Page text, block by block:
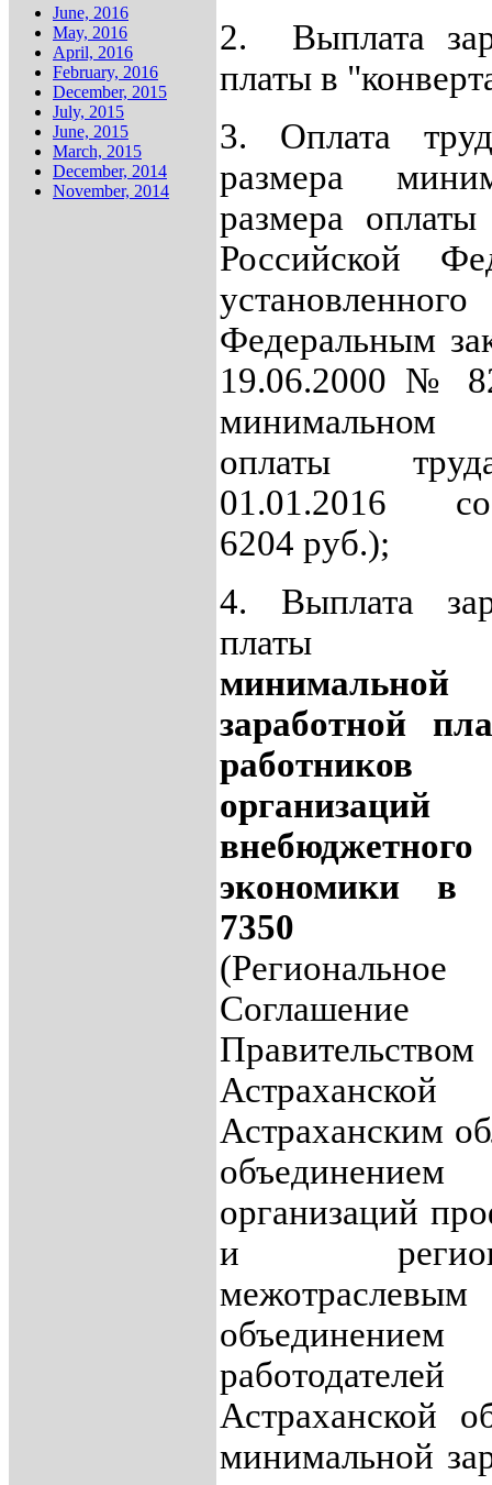
June, 2016
May, 2016
April, 2016
February, 2016
December, 2015
July, 2015
June, 2015
March, 2015
December, 2014
November, 2014
2.
Выплата
платы в
3. Оплата
размера
размера
Российской
установленного
Федеральным
19.06.2000 №
минимальном
оплаты
01.01.2016
6204 руб.);
4. Выплата
платы
минимальной
заработной
работников
организаций
внебюджетного
экономики в
7350
(Региональное
Соглашение
Правительством
Астраханской
Астраханским
объединением
организаций
и
межотраслевым
объединением
работодателей
Астраханской
минимальной